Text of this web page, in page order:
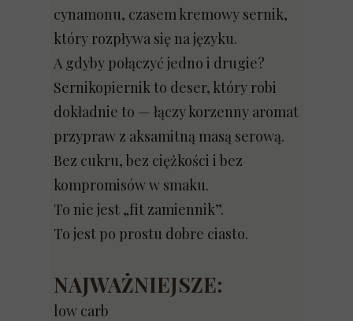
cynamonu, czasem kremowy sernik,
który rozpływa się na języku.
A gdyby połączyć jedno i drugie?
Sernikopiernik to deser, który robi
dokładnie to — łączy korzenny aromat
przypraw z aksamitną masą serową.
Bez cukru, bez ciężkości i bez
kompromisów w smaku.
To nie jest „fit zamiennik”.
To jest po prostu dobre ciasto.
NAJWAŻNIEJSZE:
low carb